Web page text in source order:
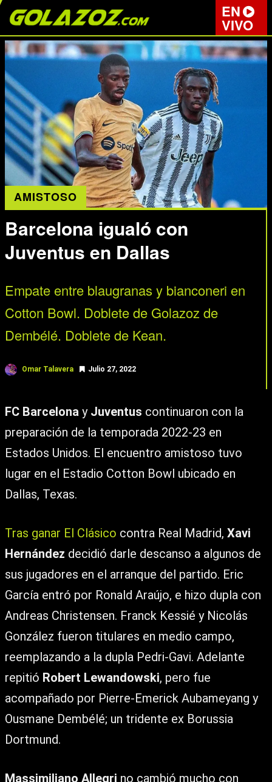
EN
VIVO
AMISTOSO
Barcelona igualó con
Juventus en Dallas
Empate entre blaugranas y bianconeri en
Cotton Bowl. Doblete de Golazoz de
Dembélé. Doblete de Kean.
Omar Talavera Julio 27, 2022
FC Barcelona y Juventus continuaron con la
preparación de la temporada 2022-23 en
Estados Unidos. El encuentro amistoso tuvo
lugar en el Estadio Cotton Bowl ubicado en
Dallas, Texas.
Tras ganar El Clásico contra Real Madrid, Xavi
Hernández decidió darle descanso a algunos de
sus jugadores en el arranque del partido. Eric
García entró por Ronald Araújo, e hizo dupla con
Andreas Christensen. Franck Kessié y Nicolás
González fueron titulares en medio campo,
reemplazando a la dupla Pedri-Gavi. Adelante
repitió Robert Lewandowski, pero fue
acompañado por Pierre-Emerick Aubameyang y
Ousmane Dembélé; un tridente ex Borussia
Dortmund.
Massimiliano Allegri no cambió mucho con